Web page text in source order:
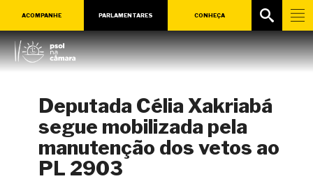
ACOMPANHE PARLAMENTARES CONHEÇA
Deputada Célia Xakriabá
segue mobilizada pela
manutenção dos vetos ao
PL 2903